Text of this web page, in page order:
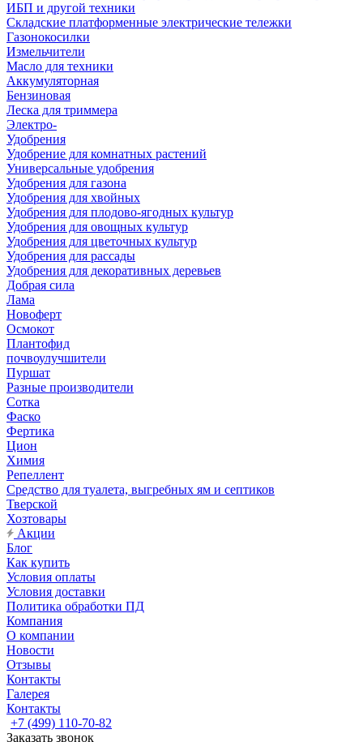
ИБП и другой техники
Складские платформенные электрические тележки
Газонокосилки
Измельчители
Масло для техники
Аккумуляторная
Бензиновая
Леска для триммера
Электро-
Удобрения
Удобрение для комнатных растений
Универсальные удобрения
Удобрения для газона
Удобрения для хвойных
Удобрения для плодово-ягодных культур
Удобрения для овощных культур
Удобрения для цветочных культур
Удобрения для рассады
Удобрения для декоративных деревьев
Добрая сила
Лама
Новоферт
Осмокот
Плантофид
почвоулучшители
Пуршат
Разные производители
Сотка
Фаско
Фертика
Цион
Химия
Репеллент
Средство для туалета, выгребных ям и септиков
Тверской
Хозтовары
Акции
Блог
Как купить
Условия оплаты
Условия доставки
Политика обработки ПД
Компания
О компании
Новости
Отзывы
Контакты
Галерея
Контакты
+7 (499) 110-70-82
Заказать звонок